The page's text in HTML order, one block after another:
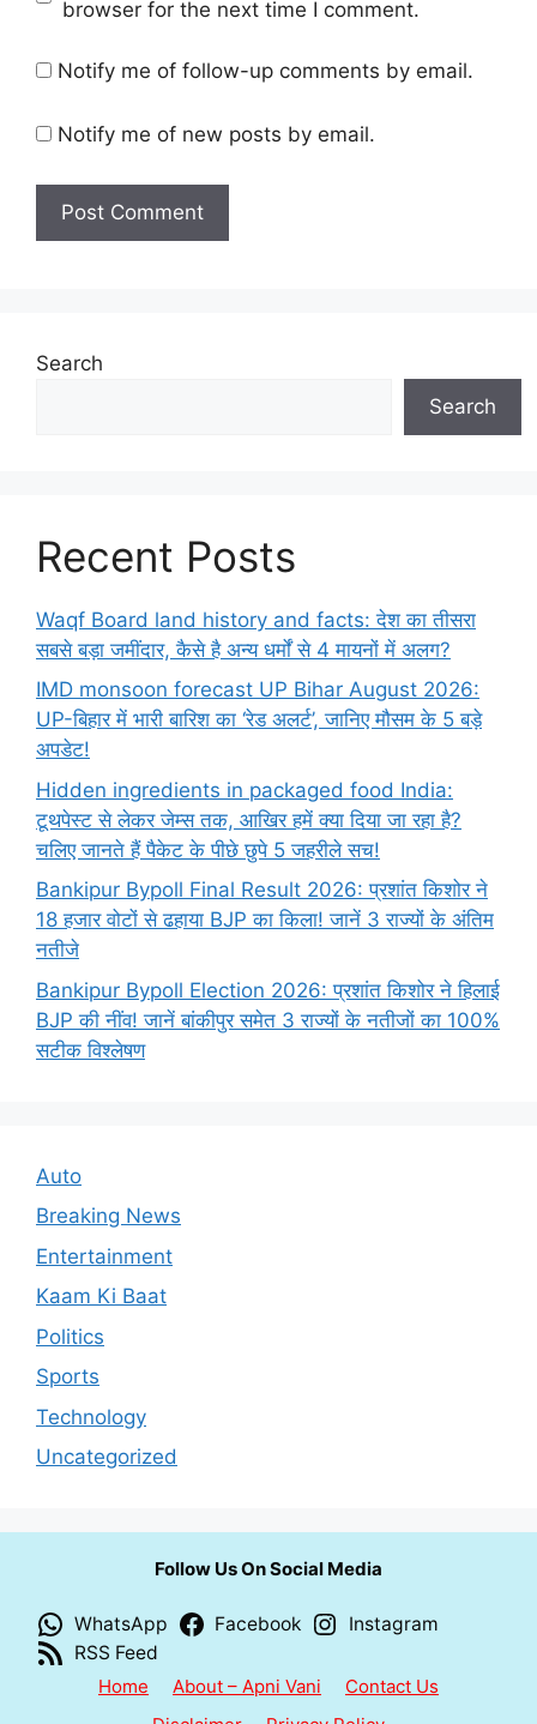
browser for the next time I comment.
Notify me of follow-up comments by email.
Notify me of new posts by email.
Search
Search
Recent Posts
Waqf Board land history and facts: देश का तीसरा
सबसे बड़ा जमींदार, कैसे है अन्य धर्मों से 4 मायनों में अलग?
IMD monsoon forecast UP Bihar August 2026:
UP-बिहार में भारी बारिश का ‘रेड अलर्ट’, जानिए मौसम के 5 बड़े
अपडेट!
Hidden ingredients in packaged food India:
टूथपेस्ट से लेकर जेम्स तक, आखिर हमें क्या दिया जा रहा है?
चलिए जानते हैं पैकेट के पीछे छुपे 5 जहरीले सच!
Bankipur Bypoll Final Result 2026: प्रशांत किशोर ने
18 हजार वोटों से ढहाया BJP का किला! जानें 3 राज्यों के अंतिम
नतीजे
Bankipur Bypoll Election 2026: प्रशांत किशोर ने हिलाई
BJP की नींव! जानें बांकीपुर समेत 3 राज्यों के नतीजों का 100%
सटीक विश्लेषण
Auto
Breaking News
Entertainment
Kaam Ki Baat
Politics
Sports
Technology
Uncategorized
Follow Us On Social Media
WhatsApp Facebook
Instagram
RSS Feed
Home
About – Apni Vani
Contact Us